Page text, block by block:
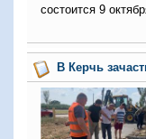
состоится 9
В Керчь